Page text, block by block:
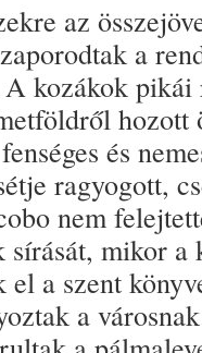
az
a
kozákok pikái
hozott
és
ragyogott,
nem
sírását, mikor
el a szent
a